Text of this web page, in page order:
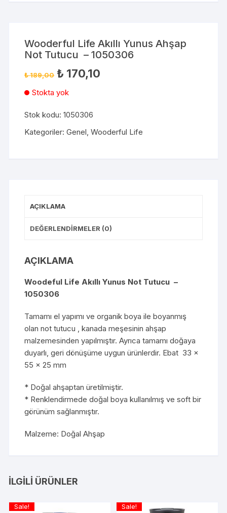
Wooderful Life Akıllı Yunus Ahşap
Not Tutucu – 1050306
₺189,00 ₺ 170,10
Stokta yok
Stok kodu:1050306
Kategoriler:Genel ,Wooderful Life
AÇIKLAMA
DEĞERLENDIRMELER (0)
AÇIKLAMA
Woodeful Life Akıllı Yunus Not Tutucu –
1050306
Tamamı el yapımı ve organik boya ile boyanmış
olan not tutucu , kanada meşesinin ahşap
malzemesinden yapılmıştır. Ayrıca tamamı doğaya
duyarlı, geri dönüşüme uygun ürünlerdir. Ebat 33 x
55 x 25 mm
* Doğal ahşaptan üretilmiştir.
* Renklendirmede doğal boya kullanılmış ve soft bir
görünüm sağlanmıştır.
Malzeme: Doğal Ahşap
İLGILI ÜRÜNLER
Sale! Sale!